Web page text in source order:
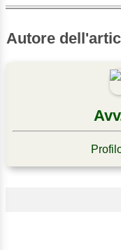
Autore